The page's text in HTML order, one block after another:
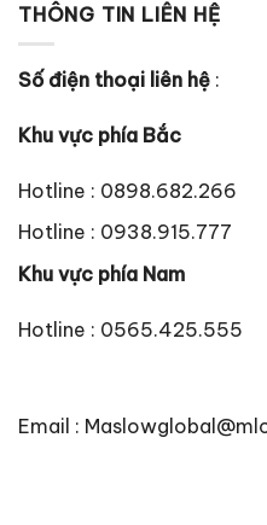
THÔNG TIN LIÊN HỆ
Số điện thoại liên hệ :
Khu vực phía Bắc
Hotline : 0898.682.266
Hotline : 0938.915.777
Khu vực phía Nam
Hotline : 0565.425.555
Email :